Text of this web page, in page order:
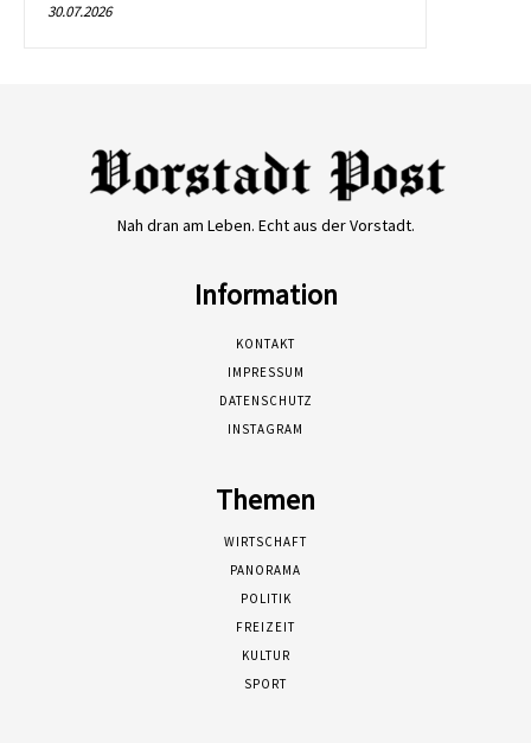
30.07.2026
Nah dran am Leben. Echt aus der Vorstadt.
Information
KONTAKT
IMPRESSUM
DATENSCHUTZ
INSTAGRAM
Themen
WIRTSCHAFT
PANORAMA
POLITIK
FREIZEIT
KULTUR
SPORT